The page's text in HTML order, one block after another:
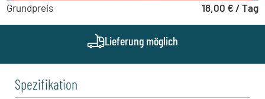
Geith & Niggl - München Ost
Geith & Niggl - München West
Münchner Straße 1, 85232 - Bergkirchen , DE
Grundpreis 18,00 € / Tag
Lieferung möglich
Spezifikation